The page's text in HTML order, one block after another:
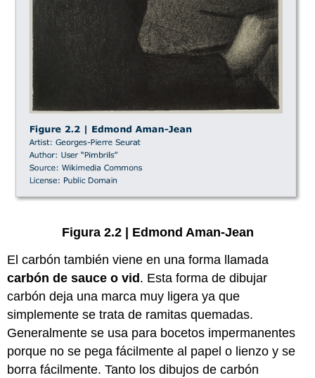
Figura 2.2 | Edmond Aman-Jean
El carbón también viene en una forma llamada
carbón desauce o vid . Esta forma de dibujar
carbón deja una marca muy ligera ya que
simplemente se trata de ramitas quemadas.
Generalmente se usa para bocetos impermanentes
porque no se pega fácilmente al papel o lienzo y se
borra fácilmente. Tanto los dibujos de carbón